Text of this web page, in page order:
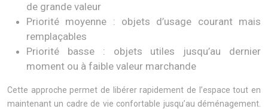
de grande valeur
Priorité moyenne : objets d’usage courant mais
remplaçables
Priorité basse : objets utiles jusqu’au dernier
moment ou à faible valeur marchande
Cette approche permet de libérer rapidement de l’espace tout en
maintenant un cadre de vie confortable jusqu’au déménagement.